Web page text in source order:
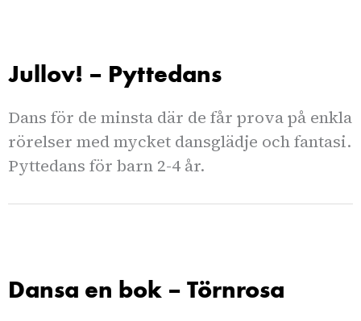
Jullov! – Pyttedans
Dans för de minsta där de får prova på enkla
rörelser med mycket dansglädje och fantasi.
Pyttedans för barn 2-4 år.
Dansa en bok – Törnrosa